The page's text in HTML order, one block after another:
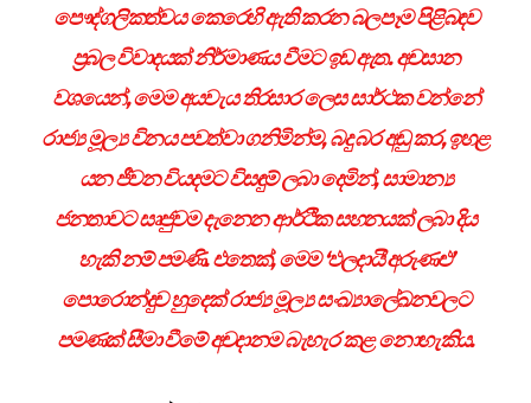
පෞද්ගලිකත්වය කෙරෙහි ඇති කරන බලපෑම පිළිබඳව
ප්‍රබල විවාදයක් නිර්මාණය වීමට ඉඩ ඇත. අවසාන
වශයෙන්, මෙම අයවැය තිරසාර ලෙස සාර්ථක වන්නේ
රාජ්‍ය මූල්‍ය විනය පවත්වා ගනිමින්ම, බදු බර අඩු කර, ඉහළ
යන ජීවන වියදමට විසඳුම් ලබා දෙමින්, සාමාන්‍ය
ජනතාවට සෘජුවම දැනෙන ආර්ථික සහනයක් ලබා දිය
හැකි නම් පමණි. එතෙක්, මෙම ‘ඵලදායී අරුණළු’
පොරොන්දුව හුදෙක් රාජ්‍ය මූල්‍ය සංඛ්‍යාලේඛනවලට
පමණක් සීමා වීමේ අවදානම බැහැර කළ නොහැකිය.